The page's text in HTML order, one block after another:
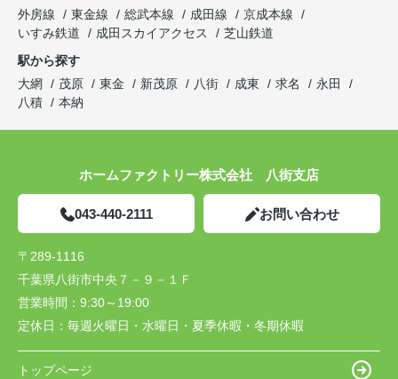
外房線
東金線 総武本線 成田線
京成本線
いすみ鉄道
成田スカイアクセス
芝山鉄道
駅から探す
大網
茂原 東金 新茂原 八街 成東 求名
永田
八積
本納
ホームファクトリー株式会社 八街支店
043-440-2111 お問い合わせ
〒289-1116
千葉県八街市中央７－９－１Ｆ
営業時間： 9:30～19:00
定休日： 毎週火曜日・水曜日・夏季休暇・冬期休暇
トップページ